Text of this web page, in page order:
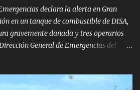
declara la alerta en Gran
en un tanque de combustible de DISA,
gravemente dañada y tres operarios
General de Emergencias del
en los que intervengan sustancias